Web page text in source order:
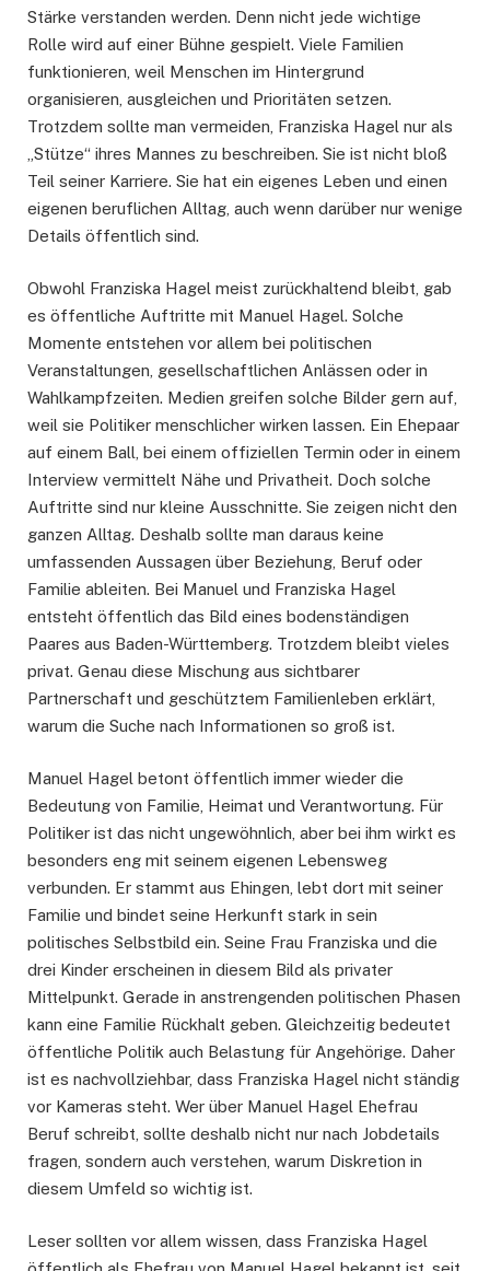
Stärke verstanden werden. Denn nicht jede wichtige
Rolle wird auf einer Bühne gespielt. Viele Familien
funktionieren, weil Menschen im Hintergrund
organisieren, ausgleichen und Prioritäten setzen.
Trotzdem sollte man vermeiden, Franziska Hagel nur als
„Stütze“ ihres Mannes zu beschreiben. Sie ist nicht bloß
Teil seiner Karriere. Sie hat ein eigenes Leben und einen
eigenen beruflichen Alltag, auch wenn darüber nur wenige
Details öffentlich sind.
Obwohl Franziska Hagel meist zurückhaltend bleibt, gab
es öffentliche Auftritte mit Manuel Hagel. Solche
Momente entstehen vor allem bei politischen
Veranstaltungen, gesellschaftlichen Anlässen oder in
Wahlkampfzeiten. Medien greifen solche Bilder gern auf,
weil sie Politiker menschlicher wirken lassen. Ein Ehepaar
auf einem Ball, bei einem offiziellen Termin oder in einem
Interview vermittelt Nähe und Privatheit. Doch solche
Auftritte sind nur kleine Ausschnitte. Sie zeigen nicht den
ganzen Alltag. Deshalb sollte man daraus keine
umfassenden Aussagen über Beziehung, Beruf oder
Familie ableiten. Bei Manuel und Franziska Hagel
entsteht öffentlich das Bild eines bodenständigen
Paares aus Baden-Württemberg. Trotzdem bleibt vieles
privat. Genau diese Mischung aus sichtbarer
Partnerschaft und geschütztem Familienleben erklärt,
warum die Suche nach Informationen so groß ist.
Manuel Hagel betont öffentlich immer wieder die
Bedeutung von Familie, Heimat und Verantwortung. Für
Politiker ist das nicht ungewöhnlich, aber bei ihm wirkt es
besonders eng mit seinem eigenen Lebensweg
verbunden. Er stammt aus Ehingen, lebt dort mit seiner
Familie und bindet seine Herkunft stark in sein
politisches Selbstbild ein. Seine Frau Franziska und die
drei Kinder erscheinen in diesem Bild als privater
Mittelpunkt. Gerade in anstrengenden politischen Phasen
kann eine Familie Rückhalt geben. Gleichzeitig bedeutet
öffentliche Politik auch Belastung für Angehörige. Daher
ist es nachvollziehbar, dass Franziska Hagel nicht ständig
vor Kameras steht. Wer über Manuel Hagel Ehefrau
Beruf schreibt, sollte deshalb nicht nur nach Jobdetails
fragen, sondern auch verstehen, warum Diskretion in
diesem Umfeld so wichtig ist.
Leser sollten vor allem wissen, dass Franziska Hagel